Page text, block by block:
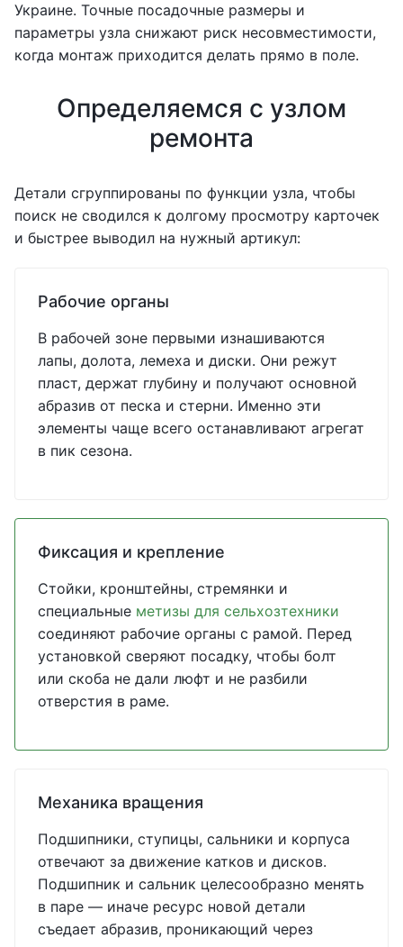
Украине. Точные посадочные размеры и
параметры узла снижают риск несовместимости,
когда монтаж приходится делать прямо в поле.
Определяемся с узлом
ремонта
Детали сгруппированы по функции узла, чтобы
поиск не сводился к долгому просмотру карточек
и быстрее выводил на нужный артикул:
Рабочие органы
В рабочей зоне первыми изнашиваются
лапы, долота, лемеха и диски. Они режут
пласт, держат глубину и получают основной
абразив от песка и стерни. Именно эти
элементы чаще всего останавливают агрегат
в пик сезона.
Фиксация и крепление
Стойки, кронштейны, стремянки и
специальные метизы для сельхозтехники
соединяют рабочие органы с рамой. Перед
установкой сверяют посадку, чтобы болт
или скоба не дали люфт и не разбили
отверстия в раме.
Механика вращения
Подшипники, ступицы, сальники и корпуса
отвечают за движение катков и дисков.
Подшипник и сальник целесообразно менять
в паре — иначе ресурс новой детали
съедает абразив, проникающий через